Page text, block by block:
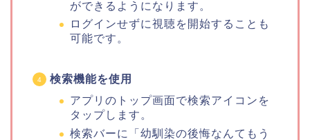
ができるようになります。
ログインせずに視聴を開始することも
可能です。
検索機能を使用
アプリのトップ画面で検索アイコンを
タップします。
検索バーに「幼馴染の後悔なんてもう